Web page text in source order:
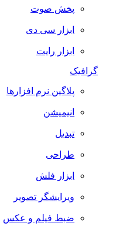
پخش صوت
ابزار سی دی
ابزار رایت
گرافیک
پلاگین نرم افزارها
انیمیشن
تبدیل
طراحی
ابزار فلش
ویرایشگر تصویر
ضبط فيلم و عكس